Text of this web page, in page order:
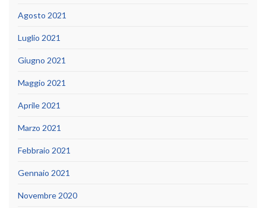
Agosto 2021
Luglio 2021
Giugno 2021
Maggio 2021
Aprile 2021
Marzo 2021
Febbraio 2021
Gennaio 2021
Novembre 2020